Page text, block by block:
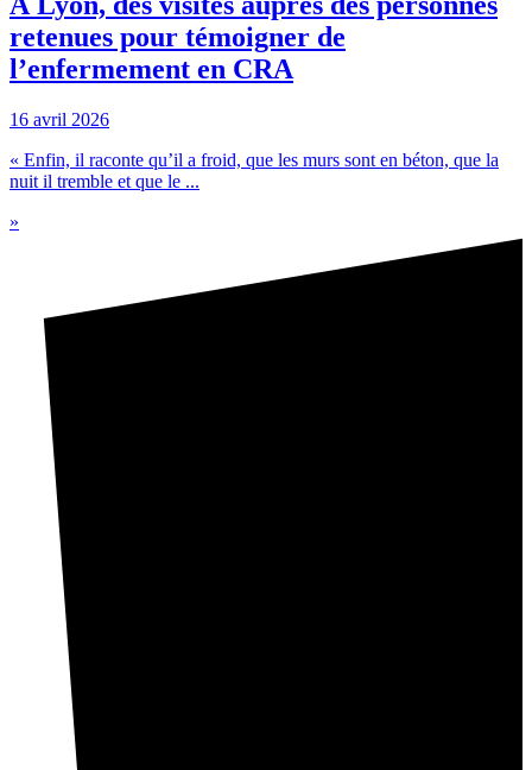
retenues pour témoigner de
l’enfermement en CRA
16 avril 2026
« Enfin, il raconte qu’il a froid, que les murs sont en béton, que la
nuit il tremble et que le ...
»